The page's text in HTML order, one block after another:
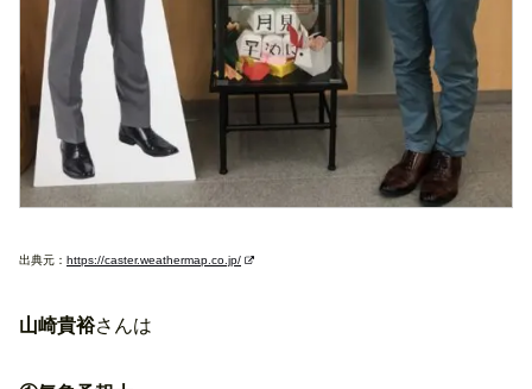
出典元： https://caster.weathermap.co.jp/
山崎貴裕さんは